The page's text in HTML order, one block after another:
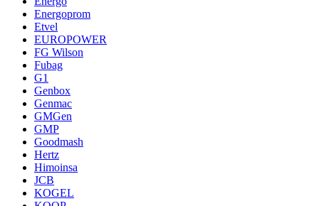
Energoprom
Etvel
EUROPOWER
FG Wilson
Fubag
G1
Genbox
Genmac
GMGen
GMP
Goodmash
Hertz
Himoinsa
JCB
KOGEL